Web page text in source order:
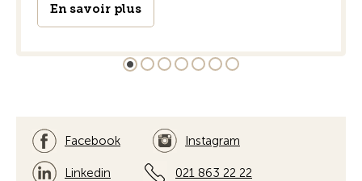
En savoir plus
Facebook Instagram
Linkedin 021 863 22 22